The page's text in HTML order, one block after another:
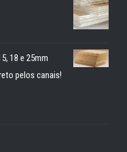
18 e 25mm
pelos canais!